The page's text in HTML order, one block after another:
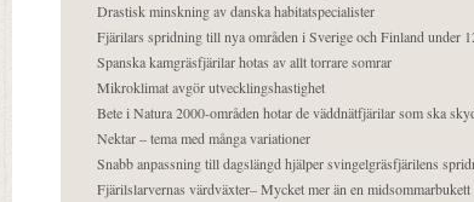
Drastisk minskning av danska habitatspecialister
Fjärilars spridning till nya områden i Sverige och Finland under
Spanska kamgräsfjärilar hotas av allt torrare somrar
Mikroklimat avgör utvecklingshastighet
Bete i Natura 2000-områden hotar de väddnätfjärilar som ska
Nektar – tema med många variationer
Snabb anpassning till dagslängd hjälper svingelgräsfjärilens
Fjärilslarvernas värdväxter– Mycket mer än en midsommarbukett